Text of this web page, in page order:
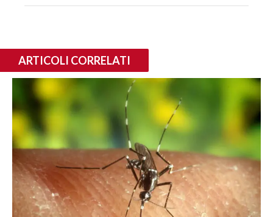
ARTICOLI CORRELATI